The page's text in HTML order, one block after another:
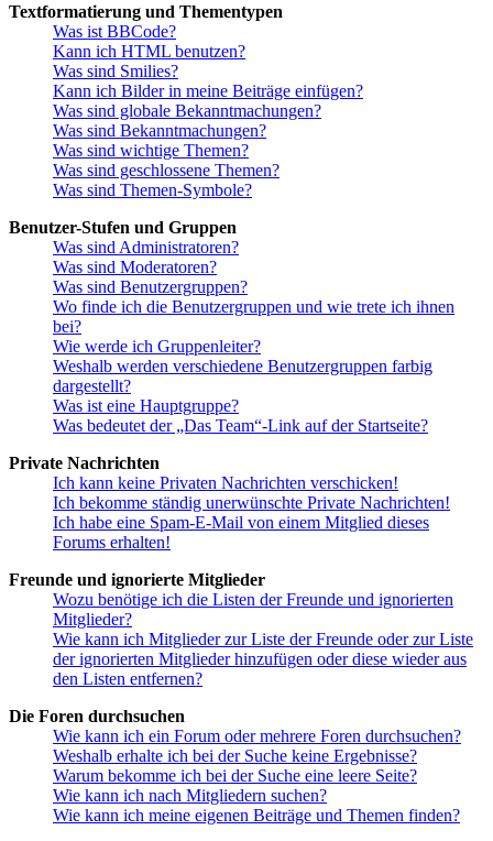
Textformatierung und Thementypen
Was ist BBCode?
Kann ich HTML benutzen?
Was sind Smilies?
Kann ich Bilder in meine Beiträge einfügen?
Was sind globale Bekanntmachungen?
Was sind Bekanntmachungen?
Was sind wichtige Themen?
Was sind geschlossene Themen?
Was sind Themen-Symbole?
Benutzer-Stufen und Gruppen
Was sind Administratoren?
Was sind Moderatoren?
Was sind Benutzergruppen?
Wo finde ich die Benutzergruppen und wie trete ich ihnen
bei?
Wie werde ich Gruppenleiter?
Weshalb werden verschiedene Benutzergruppen farbig
dargestellt?
Was ist eine Hauptgruppe?
Was bedeutet der „Das Team“-Link auf der Startseite?
Private Nachrichten
Ich kann keine Privaten Nachrichten verschicken!
Ich bekomme ständig unerwünschte Private Nachrichten!
Ich habe eine Spam-E-Mail von einem Mitglied dieses
Forums erhalten!
Freunde und ignorierte Mitglieder
Wozu benötige ich die Listen der Freunde und ignorierten
Mitglieder?
Wie kann ich Mitglieder zur Liste der Freunde oder zur Liste
der ignorierten Mitglieder hinzufügen oder diese wieder aus
den Listen entfernen?
Die Foren durchsuchen
Wie kann ich ein Forum oder mehrere Foren durchsuchen?
Weshalb erhalte ich bei der Suche keine Ergebnisse?
Warum bekomme ich bei der Suche eine leere Seite?
Wie kann ich nach Mitgliedern suchen?
Wie kann ich meine eigenen Beiträge und Themen finden?